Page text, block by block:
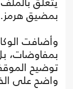
بمضيق هرمز.
وأضافت
بمفاوضات،
توضيح
واضح على